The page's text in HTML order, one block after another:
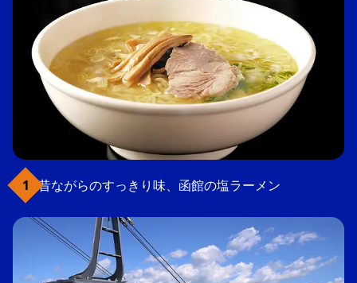
昔ながらのすっきり味、函館の塩ラーメン